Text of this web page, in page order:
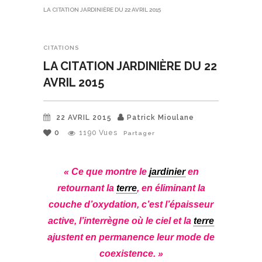
LA CITATION JARDINIÈRE DU 22 AVRIL 2015
CITATIONS
LA CITATION JARDINIÈRE DU 22
AVRIL 2015
22 AVRIL 2015
Patrick Mioulane
0
1190 Vues Partager
« Ce que montre le jardinieren
retournant la terre, en éliminant la
couche d’oxydation, c’est l’épaisseur
active, l’interrègne où le ciel et la terre
ajustent en permanence leur mode de
coexistence. »